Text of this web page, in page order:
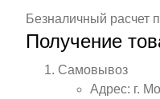
Безналичный расчет
Получение
Самовывоз
Адрес: г.